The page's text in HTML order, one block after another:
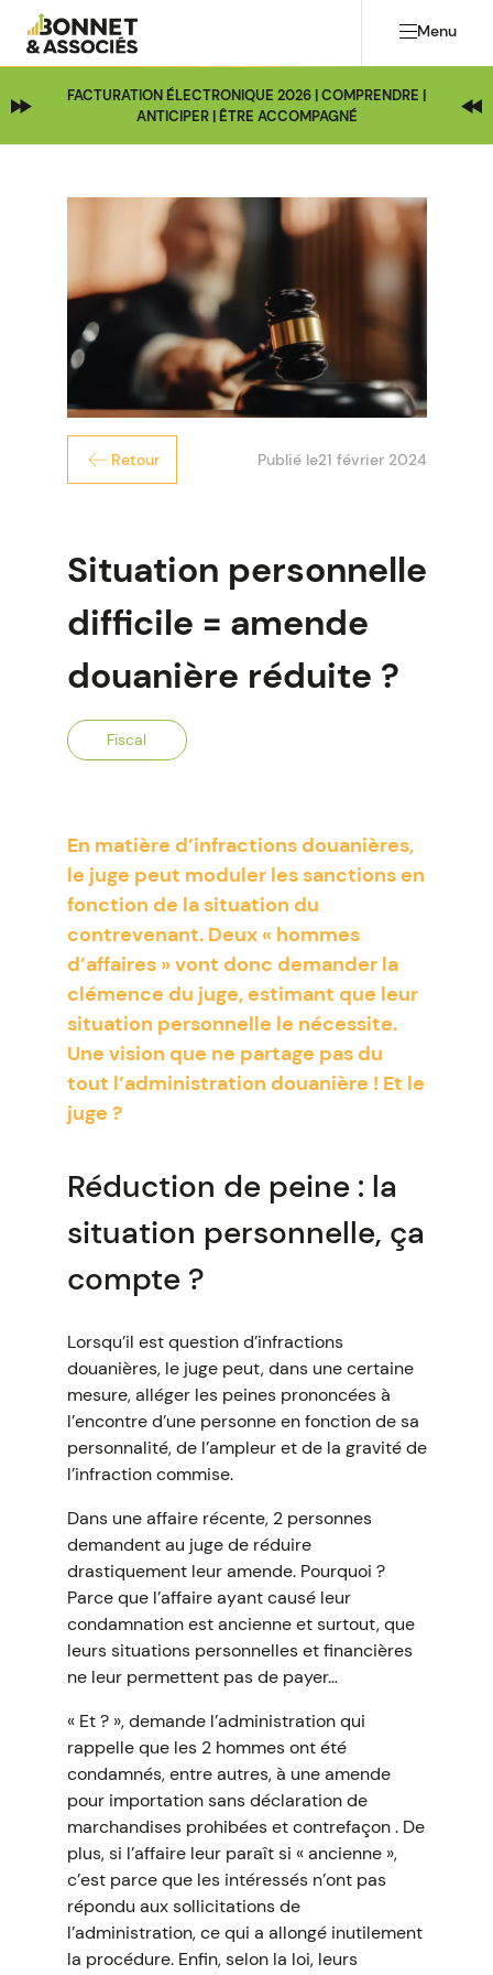
Menu
FACTURATION ÉLECTRONIQUE 2026 | COMPRENDRE |
ANTICIPER | ÊTRE ACCOMPAGNÉ
Retour Publié le21 février 2024
Situation personnelle
difficile = amende
douanière réduite ?
Fiscal
En matière d’infractions douanières,
le juge peut moduler les sanctions en
fonction de la situation du
contrevenant. Deux « hommes
d’affaires » vont donc demander la
clémence du juge, estimant que leur
situation personnelle le nécessite.
Une vision que ne partage pas du
tout l’administration douanière ! Et le
juge ?
Réduction de peine : la
situation personnelle, ça
compte ?
Lorsqu’il est question d’infractions
douanières, le juge peut, dans une certaine
mesure, alléger les peines prononcées à
l’encontre d’une personne en fonction de sa
personnalité, de l’ampleur et de la gravité de
l’infraction commise.
Dans une affaire récente, 2 personnes
demandent au juge de réduire
drastiquement leur amende. Pourquoi ?
Parce que l’affaire ayant causé leur
condamnation est ancienne et surtout, que
leurs situations personnelles et financières
ne leur permettent pas de payer…
« Et ? », demande l’administration qui
rappelle que les 2 hommes ont été
condamnés, entre autres, à une amende
pour importation sans déclaration de
marchandises prohibées et contrefaçon . De
plus, si l’affaire leur paraît si « ancienne »,
c’est parce que les intéressés n’ont pas
répondu aux sollicitations de
l’administration, ce qui a allongé inutilement
la procédure. Enfin, selon la loi, leurs